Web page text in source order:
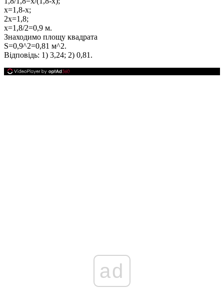
x=1,8-x;
2x=1,8;
x=1,8/2=0,9 м.
Знаходимо площу квадрата
S=0,9^2=0,81 м^2.
Відповідь: 1) 3,24; 2) 0,81.
ad